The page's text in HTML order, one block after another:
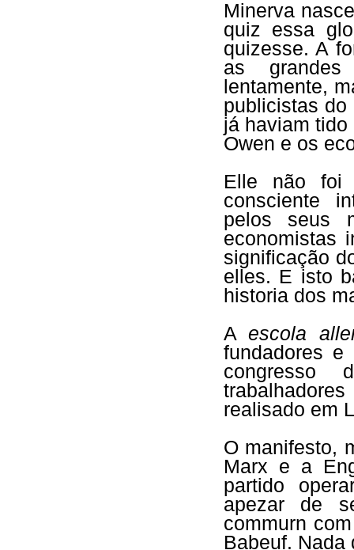
Minerva
quiz essa
quizesse. A
as
lentamente,
publicistas
já haviam tido
Owen e os
Elle não
consciente
pelos seus
economistas
significação
elles. E isto
historia dos
Aescola
fundadores
congresso
realisado em
O manifesto,
Marx e a
partido
apezar de
commurn
Babeuf. Nada